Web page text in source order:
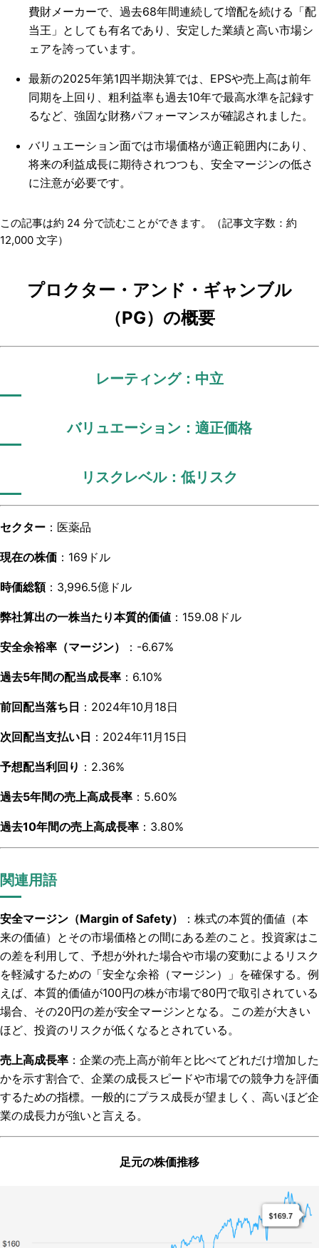
費財メーカーで、過去68年間連続して増配を続ける「配
当王」としても有名であり、安定した業績と高い市場シ
ェアを誇っています。
最新の2025年第1四半期決算では、EPSや売上高は前年
同期を上回り、粗利益率も過去10年で最高水準を記録す
るなど、強固な財務パフォーマンスが確認されました。
バリュエーション面では市場価格が適正範囲内にあり、
将来の利益成長に期待されつつも、安全マージンの低さ
に注意が必要です。
この記事は約 24 分で読むことができます。（記事文字数：約
12,000 文字）
プロクター・アンド・ギャンブル
（PG）の概要
レーティング：中立
バリュエーション：適正価格
リスクレベル：低リスク
セクター ：医薬品
現在の株価 ：169ドル
時価総額：3,996.5億ドル
弊社算出の一株当たり本質的価値 ：159.08ドル
安全余裕率（マージン） ：-6.67%
過去5年間の配当成長率 ：6.10%
前回配当落ち日 ：2024年10月18日
次回配当支払い日 ：2024年11月15日
予想配当利回り ：2.36%
過去5年間の売上高成長率 ：5.60%
過去10年間の売上高成長率 ：3.80%
関連用語
安全マージン（Margin of Safety）
：株式の本質的価値（本
来の価値）とその市場価格との間にある差のこと。投資家はこ
の差を利用して、予想が外れた場合や市場の変動によるリスク
を軽減するための「安全な余裕（マージン）」を確保する。例
えば、本質的価値が100円の株が市場で80円で取引されている
場合、その20円の差が安全マージンとなる。この差が大きい
ほど、投資のリスクが低くなるとされている。
売上高成長率 ：企業の売上高が前年と比べてどれだけ増加した
かを示す割合で、企業の成長スピードや市場での競争力を評価
するための指標。一般的にプラス成長が望ましく、高いほど企
業の成長力が強いと言える。
足元の株価推移